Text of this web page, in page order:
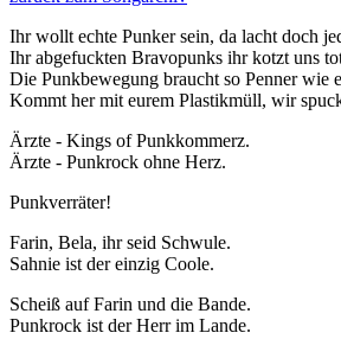
Ihr wollt echte Punker sein, da lacht doch
Ihr abgefuckten Bravopunks ihr kotzt uns
Die Punkbewegung braucht so Penner wie
Kommt her mit eurem Plastikmüll, wir
Ärzte - Kings of Punkkommerz.
Ärzte - Punkrock ohne Herz.
Punkverräter!
Farin, Bela, ihr seid Schwule.
Sahnie ist der einzig Coole.
Scheiß auf Farin und die Bande.
Punkrock ist der Herr im Lande.